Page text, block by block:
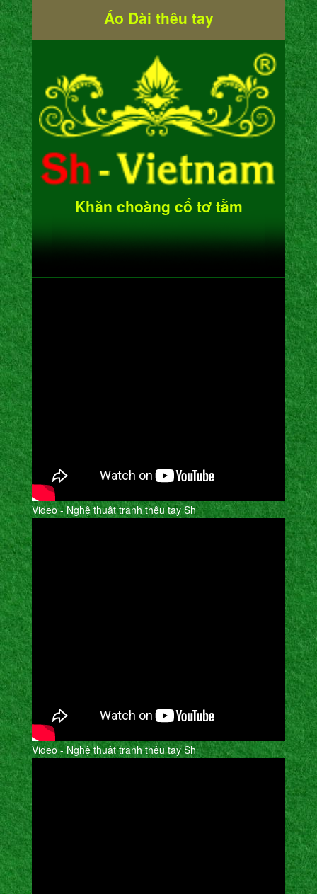
Áo Dài thêu tay
Khăn choàng cổ tơ tằm
Video - Nghệ thuât tranh thêu tay Sh
Video - Nghệ thuât tranh thêu tay Sh